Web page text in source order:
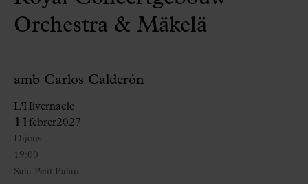
Orchestra & Mäkelä
amb Carlos Calderón
L'Hivernacle
11 febrer2027
19:00
Dijous
Sala Petit Palau